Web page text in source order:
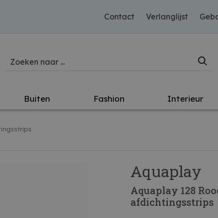
Contact Verlanglijst
Buiten Fashion Interieur
Aquaplay
Aquaplay 128
afdichtingsstrips